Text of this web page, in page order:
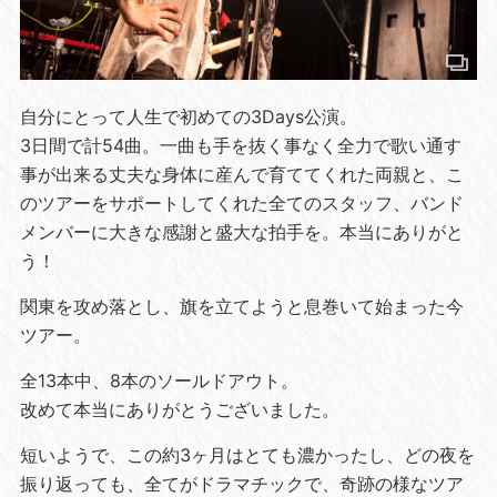
自分にとって人生で初めての3Days公演。
3日間で計54曲。一曲も手を抜く事なく全力で歌い通す
事が出来る丈夫な身体に産んで育ててくれた両親と、こ
のツアーをサポートしてくれた全てのスタッフ、バンド
メンバーに大きな感謝と盛大な拍手を。本当にありがと
う！
関東を攻め落とし、旗を立てようと息巻いて始まった今
ツアー。
全13本中、8本のソールドアウト。
改めて本当にありがとうございました。
短いようで、この約3ヶ月はとても濃かったし、どの夜を
振り返っても、全てがドラマチックで、奇跡の様なツア